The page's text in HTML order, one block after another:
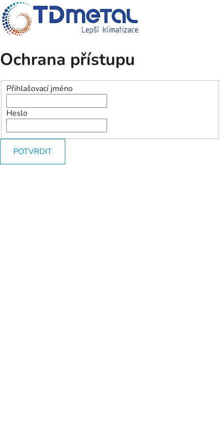
Ochrana přístupu
Přihlašovací jméno
Heslo
POTVRDIT